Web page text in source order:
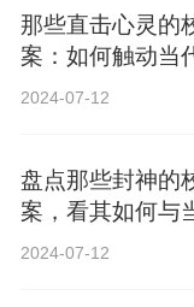
那些直击心灵的
案：如何触动当
弦？
2024-07-12
盘点那些封神的
案，看其如何与
神共鸣？
2024-07-12